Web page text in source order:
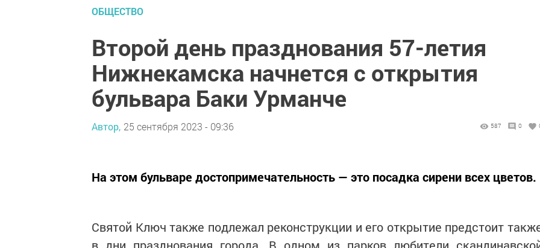
ОБЩЕСТВО
Второй день празднования 57-летия
Нижнекамска начнется с открытия
бульвара Баки Урманче
Автор, 25 сентября 2023 - 09:36 587 0
На этом бульваре достопримечательность — это посадка сирени всех цветов.
Святой Ключ также подлежал реконструкции и его открытие предстоит